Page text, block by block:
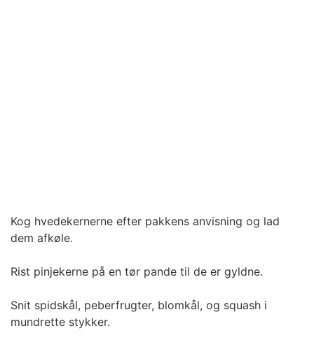
Kog hvedekernerne efter pakkens anvisning og lad
dem afkøle.
Rist pinjekerne på en tør pande til de er gyldne.
Snit spidskål, peberfrugter, blomkål, og squash i
mundrette stykker.